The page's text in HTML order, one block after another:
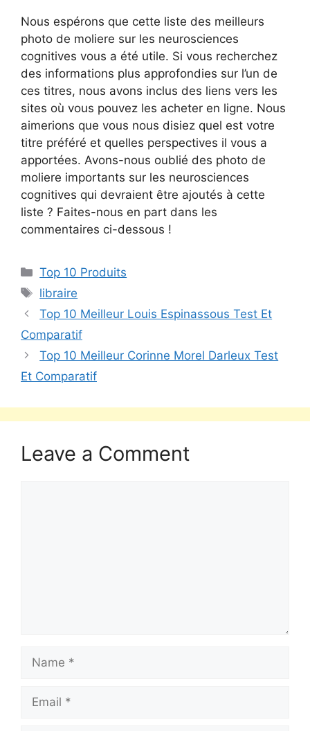
Nous espérons que cette liste des meilleurs
photo de moliere sur les neurosciences
cognitives vous a été utile. Si vous recherchez
des informations plus approfondies sur l’un de
ces titres, nous avons inclus des liens vers les
sites où vous pouvez les acheter en ligne. Nous
aimerions que vous nous disiez quel est votre
titre préféré et quelles perspectives il vous a
apportées. Avons-nous oublié des photo de
moliere importants sur les neurosciences
cognitives qui devraient être ajoutés à cette
liste ? Faites-nous en part dans les
commentaires ci-dessous !
Top 10 Produits
libraire
Top 10 Meilleur Louis Espinassous Test Et
Comparatif
Top 10 Meilleur Corinne Morel Darleux Test
Et Comparatif
Leave a Comment